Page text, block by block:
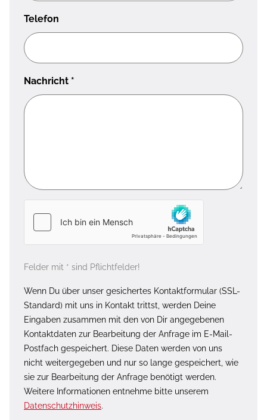
Telefon
Nachricht *
Felder mit * sind Pflichtfelder!
Wenn Du über unser gesichertes Kontaktformular (SSL-
Standard) mit uns in Kontakt trittst, werden Deine
Eingaben zusammen mit den von Dir angegebenen
Kontaktdaten zur Bearbeitung der Anfrage im E-Mail-
Postfach gespeichert. Diese Daten werden von uns
nicht weitergegeben und nur so lange gespeichert, wie
sie zur Bearbeitung der Anfrage benötigt werden.
Weitere Informationen entnehme bitte unserem
Datenschutzhinweis.